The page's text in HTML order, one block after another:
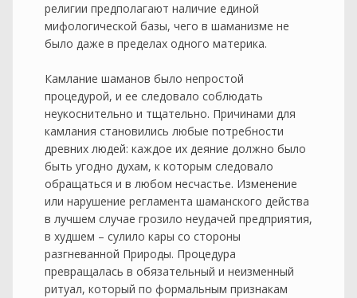
религии предполагают наличие единой
мифологической базы, чего в шаманизме не
было даже в пределах одного материка.
Камлание шаманов было непростой
процедурой, и ее следовало соблюдать
неукоснительно и тщательно. Причинами для
камлания становились любые потребности
древних людей: каждое их деяние должно было
быть угодно духам, к которым следовало
обращаться и в любом несчастье. Изменение
или нарушение регламента шаманского действа
в лучшем случае грозило неудачей предприятия,
в худшем – сулило кары со стороны
разгневанной Природы. Процедура
превращалась в обязательный и неизменный
ритуал, который по формальным признакам